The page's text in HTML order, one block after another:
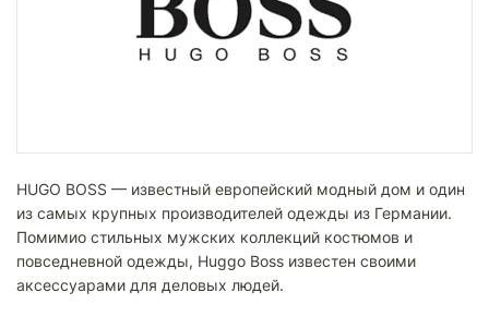
HUGO BOSS — известный европейский модный дом и один
из самых крупных производителей одежды из Германии.
Помимио стильных мужских коллекций костюмов и
повседневной одежды, Huggo Boss известен своими
аксессуарами для деловых людей.